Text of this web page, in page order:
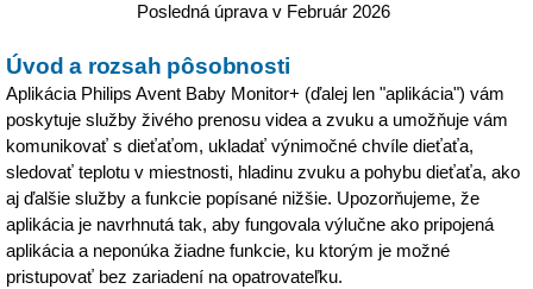
Posledná úprava v Február 2026
Úvod a rozsah pôsobnosti
Aplikácia Philips Avent Baby Monitor+ (ďalej len "aplikácia") vám
poskytuje služby živého prenosu videa a zvuku a umožňuje vám
komunikovať s dieťaťom, ukladať výnimočné chvíle dieťaťa,
sledovať teplotu v miestnosti, hladinu zvuku a pohybu dieťaťa, ako
aj ďalšie služby a funkcie popísané nižšie. Upozorňujeme, že
aplikácia je navrhnutá tak, aby fungovala výlučne ako pripojená
aplikácia a neponúka žiadne funkcie, ku ktorým je možné
pristupovať bez zariadení na opatrovateľku.